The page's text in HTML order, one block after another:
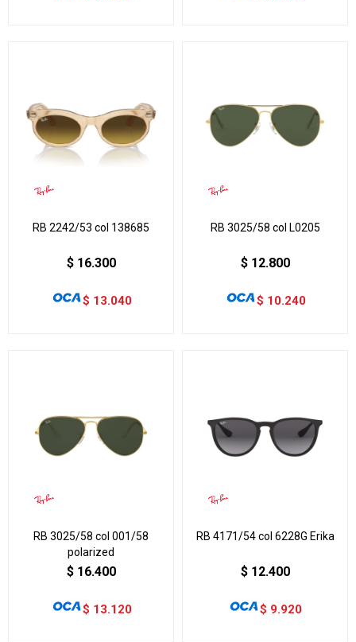
RB 2242/53 col 138685
$ 16.300
$ 13.040
RB 3025/58 col L0205
$ 12.800
$ 10.240
RB 3025/58 col 001/58
polarized
$ 16.400
$ 13.120
RB 4171/54 col 6228G Erika
$ 12.400
$ 9.920